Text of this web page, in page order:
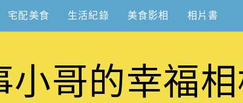
宅配美食 生活紀錄 美食影相 相片書
小哥的幸福